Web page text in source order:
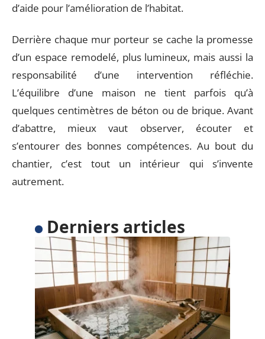
d’aide pour l’amélioration de l’habitat.
Derrière chaque mur porteur se cache la promesse
d’un espace remodelé, plus lumineux, mais aussi la
responsabilité d’une intervention réfléchie.
L’équilibre d’une maison ne tient parfois qu’à
quelques centimètres de béton ou de brique. Avant
d’abattre, mieux vaut observer, écouter et
s’entourer des bonnes compétences. Au bout du
chantier, c’est tout un intérieur qui s’invente
autrement.
Derniers articles